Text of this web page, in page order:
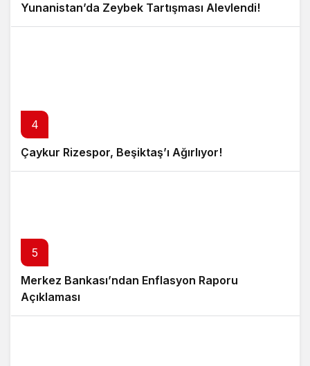
Yunanistan’da Zeybek Tartışması Alevlendi!
4
Çaykur Rizespor, Beşiktaş’ı Ağırlıyor!
5
Merkez Bankası’ndan Enflasyon Raporu
Açıklaması